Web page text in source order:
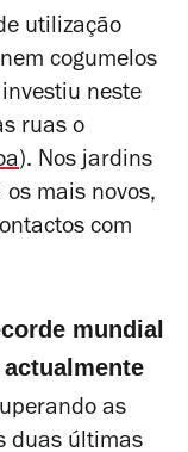
utilização
cogumelos
neste
ruas o
). Nos jardins
mais novos,
com
mundial
as
duas últimas